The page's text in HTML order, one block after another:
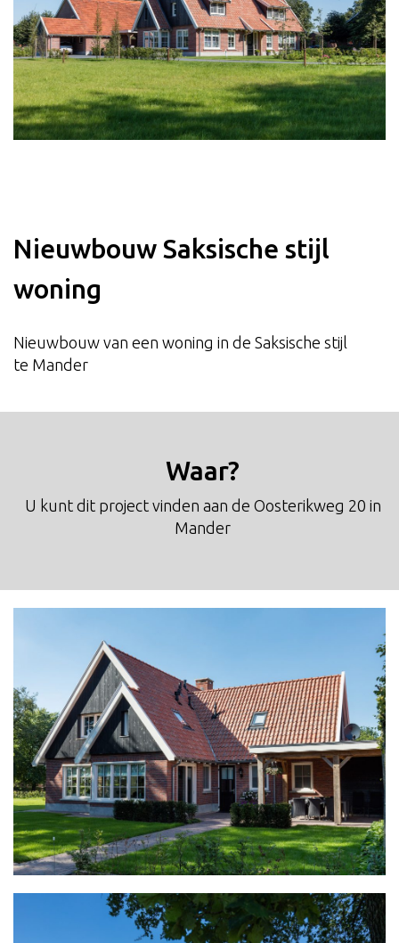
Nieuwbouw Saksische stijl
woning
Nieuwbouw van een woning in de Saksische stijl
te Mander
Waar?
U kunt dit project vinden aan de Oosterikweg 20 in
Mander